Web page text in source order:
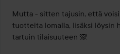
Mutta - sitten tajusin, että
tuotteita lomalla, lisäksi löysin
tartuin tilaisuuteen 🙊